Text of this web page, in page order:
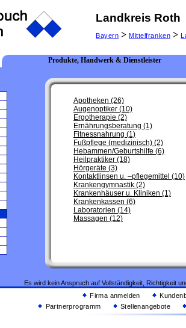
Landkreis Roth
Bayern > Mittelfranken >
Produkte, Handwerk & Dienstleister
Apotheken (26)
Augenoptiker (10)
Ergotherapie (2)
Ernährungsberatung (1)
Fitnessnahrung (1)
Fußpflege (medizinisch) (2)
Hebammen/Geburtshilfe (6)
Heilpraktiker (18)
Hörgeräte (3)
Kontaktlinsen u. –pflegemittel (10)
Krankengymnastik (2)
Krankenhäuser u. Kliniken (1)
Krankenkassen (6)
Laboratorien (14)
Massagen (12)
Es wird kein Anspruch auf Vollständigkeit, Richtigkeit
Firma anmelden
Partnerprogramm
Stellenangebote